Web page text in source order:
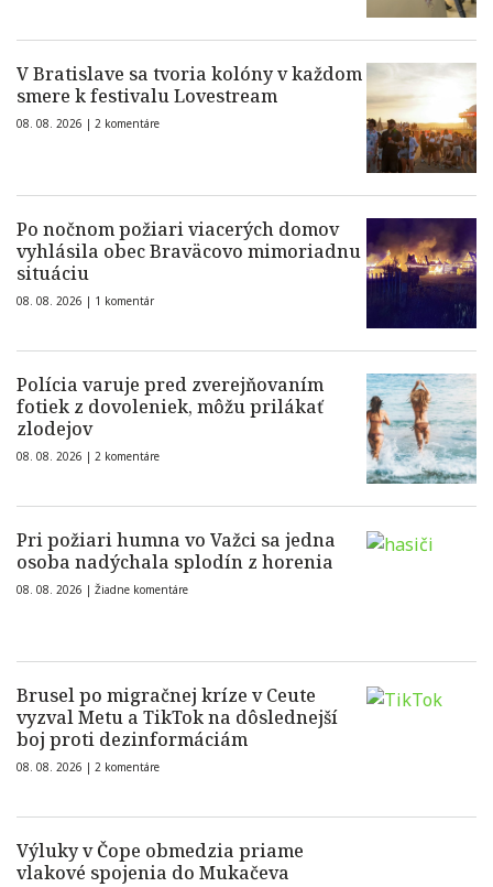
V Bratislave sa tvoria kolóny v každom
smere k festivalu Lovestream
08. 08. 2026 | 2 komentáre
Po nočnom požiari viacerých domov
vyhlásila obec Braväcovo mimoriadnu
situáciu
08. 08. 2026 | 1 komentár
Polícia varuje pred zverejňovaním
fotiek z dovoleniek, môžu prilákať
zlodejov
08. 08. 2026 | 2 komentáre
Pri požiari humna vo Važci sa jedna
osoba nadýchala splodín z horenia
08. 08. 2026 | Žiadne komentáre
Brusel po migračnej kríze v Ceute
vyzval Metu a TikTok na dôslednejší
boj proti dezinformáciám
08. 08. 2026 | 2 komentáre
Výluky v Čope obmedzia priame
vlakové spojenia do Mukačeva